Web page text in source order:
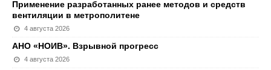
Применение разработанных ранее методов и средств
вентиляции в метрополитене
4 августа 2026
АНО «НОИВ». Взрывной прогресс
4 августа 2026